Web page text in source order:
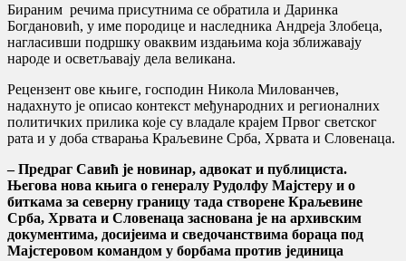
Бираним речима присутнима се обратила и Даринка
Богдановић, у име породице и наследника Андреја Злобеца,
нагласивши подршку оваквим издањима која зближавају
народе и осветљавају дела великана.
Рецензент ове књиге, господин Никола Милованчев,
надахнуто је описао контекст међународних и регионалних
политичких прилика које су владале крајем Првог светског
рата и у доба стварања Краљевине Срба, Хрвата и Словенаца.
– Предраг Савић је новинар, адвокат и публициста.
Његова нова књига о генералу Рудолфу Мајстеру и о
биткама за северну границу тада створене Краљевине
Срба, Хрвата и Словенаца заснована је на архивским
документима, досијеима и сведочанствима бораца под
Мајстеровом командом у борбама против јединица